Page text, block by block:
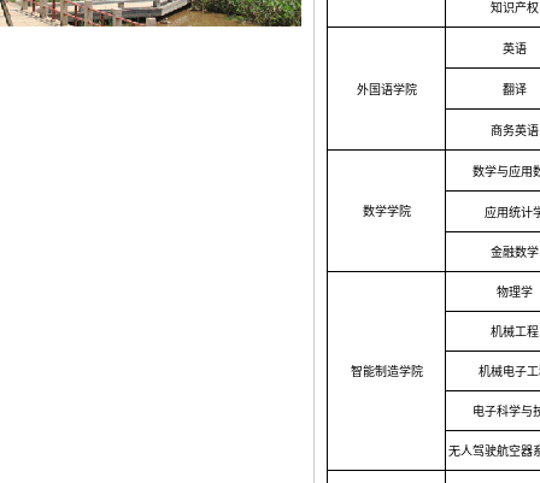
知识产权
外国语学院
英语
翻译
商务英语
数学学院
数学与应用
应用统计
金融数学
智能制造学院
物理学
机械工程
机械电子
电子科学与
无人驾驶航空器